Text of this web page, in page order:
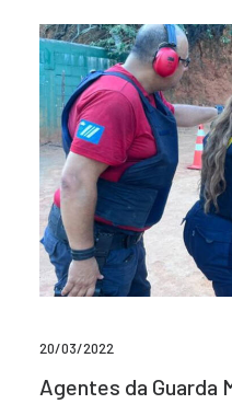
20/03/2022
Agentes da Guarda